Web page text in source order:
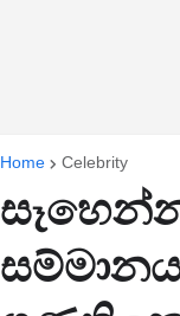
Home Celebrity